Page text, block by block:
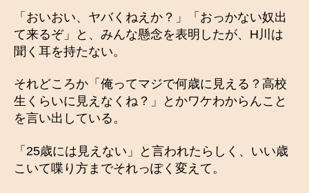
「おいおい、ヤバくねえか？」「おっかない奴出
て来るぞ」と、みんな懸念を表明したが、H川は
聞く耳を持たない。
それどころか「俺ってマジで何歳に見える？高校
生くらいに見えなくね？」とかワケわからんこと
を言い出している。
「25歳には見えない」と言われたらしく、いい歳
こいて喋り方までそれっぽく変えて。